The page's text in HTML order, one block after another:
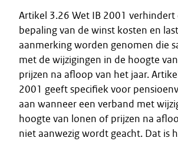
Artikel 3.26 Wet IB 2001 verhindert
bepaling van de winst kosten en
aanmerking worden genomen die
met de wijzigingen in de hoogte
prijzen na afloop van het jaar.
2001 geeft specifiek voor
aan wanneer een verband met
hoogte van lonen of prijzen na
niet aanwezig wordt geacht. Dat is